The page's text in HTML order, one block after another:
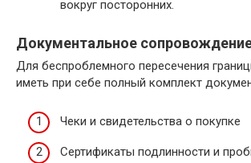
вокруг посторонних.
Документальное
Для беспроблемного пересечения
иметь при себе полный комплект
Чеки и свидетельства о покупке
Сертификаты подлинности и